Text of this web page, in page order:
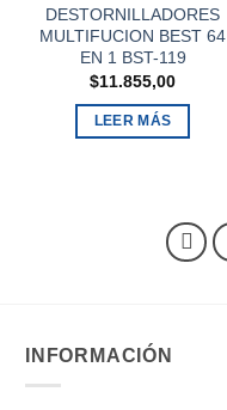
DESTORNILLADORES
MULTIFUCION BEST 64
EN 1 BST-119
$11.855,00
LEER MÁS
INFORMACIÓN